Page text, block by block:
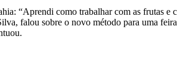
“Aprendi como trabalhar com as frutas e
falou sobre o novo método para uma